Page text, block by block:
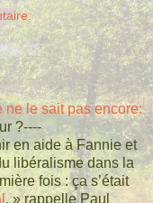
ne le sait pas encore:
?----
en aide à Fannie et
libéralisme dans la
fois : ça s’était
, » rappelle Paul